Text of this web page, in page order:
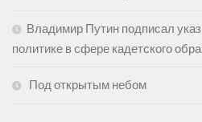
Владимир Путин подписал
политике в сфере кадетского
Под открытым небом